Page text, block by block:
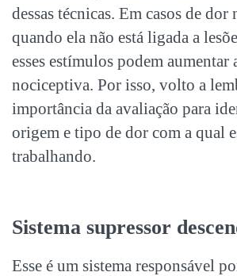
dessas técnicas. Em casos de dor
quando ela não está ligada a
esses estímulos podem aumentar
nociceptiva. Por isso, volto a
importância da avaliação para
origem e tipo de dor com a qual
trabalhando.
Sistema supressor
Esse é um sistema responsável